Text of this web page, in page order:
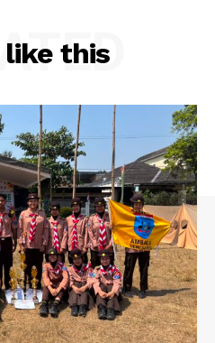
like this